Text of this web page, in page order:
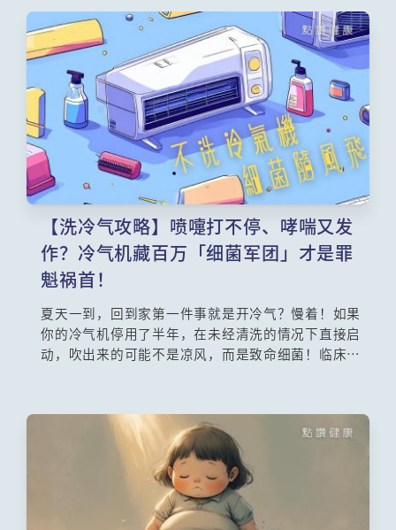
息息相关。想知道如何自我检测与改善吗？本文由中
西医专家为你解密，从牙医护牙套、生活习惯调整到
中医「疏肝健脾」的草本茶饮，教你5大对症下药的纾
缓妙招，彻底告别晨起酸痛！
【洗冷气攻略】喷嚏打不停、哮喘又发
作？冷气机藏百万「细菌军团」才是罪
魁祸首！
夏天一到，回到家第一件事就是开冷气？慢着！如果
你的冷气机停用了半年，在未经清洗的情况下直接启
动，吹出来的可能不是凉风，而是致命细菌！临床上
文将为你揭开冷气机底部的细菌温床，并由专业医生
教你如何透过简单的「洗冷气」步骤，彻底消灭退伍
军人杆菌及霉菌，守护全家呼吸道健康！